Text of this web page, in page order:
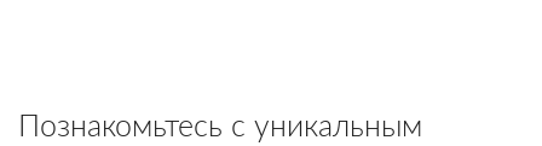
Познакомьтесь с уникальным